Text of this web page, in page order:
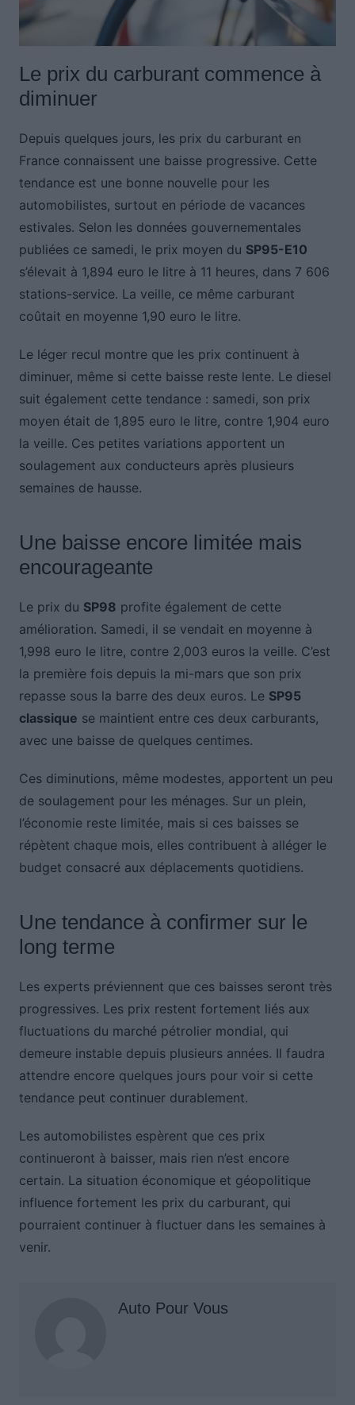
Le prix du carburant commence à
diminuer
Depuis quelques jours, les prix du carburant en
France connaissent une baisse progressive. Cette
tendance est une bonne nouvelle pour les
automobilistes, surtout en période de vacances
estivales. Selon les données gouvernementales
publiées ce samedi, le prix moyen du SP95-E10
s’élevait à 1,894 euro le litre à 11 heures, dans 7 606
stations-service. La veille, ce même carburant
coûtait en moyenne 1,90 euro le litre.
Le léger recul montre que les prix continuent à
diminuer, même si cette baisse reste lente. Le diesel
suit également cette tendance : samedi, son prix
moyen était de 1,895 euro le litre, contre 1,904 euro
la veille. Ces petites variations apportent un
soulagement aux conducteurs après plusieurs
semaines de hausse.
Une baisse encore limitée mais
encourageante
Le prix du SP98 profite également de cette
amélioration. Samedi, il se vendait en moyenne à
1,998 euro le litre, contre 2,003 euros la veille. C’est
la première fois depuis la mi-mars que son prix
repasse sous la barre des deux euros. Le SP95
classique se maintient entre ces deux carburants,
avec une baisse de quelques centimes.
Ces diminutions, même modestes, apportent un peu
de soulagement pour les ménages. Sur un plein,
l’économie reste limitée, mais si ces baisses se
répètent chaque mois, elles contribuent à alléger le
budget consacré aux déplacements quotidiens.
Une tendance à confirmer sur le
long terme
Les experts préviennent que ces baisses seront très
progressives. Les prix restent fortement liés aux
fluctuations du marché pétrolier mondial, qui
demeure instable depuis plusieurs années. Il faudra
attendre encore quelques jours pour voir si cette
tendance peut continuer durablement.
Les automobilistes espèrent que ces prix
continueront à baisser, mais rien n’est encore
certain. La situation économique et géopolitique
influence fortement les prix du carburant, qui
pourraient continuer à fluctuer dans les semaines à
venir.
Auto Pour Vous